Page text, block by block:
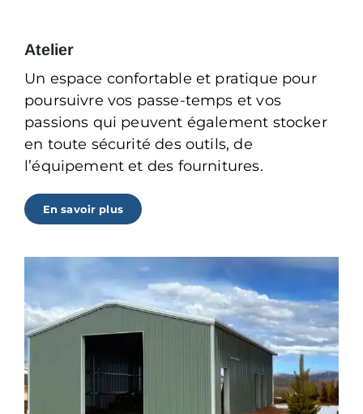
Atelier
Un espace confortable et pratique pour
poursuivre vos passe-temps et vos
passions qui peuvent également stocker
en toute sécurité des outils, de
l’équipement et des fournitures.
En savoir plus